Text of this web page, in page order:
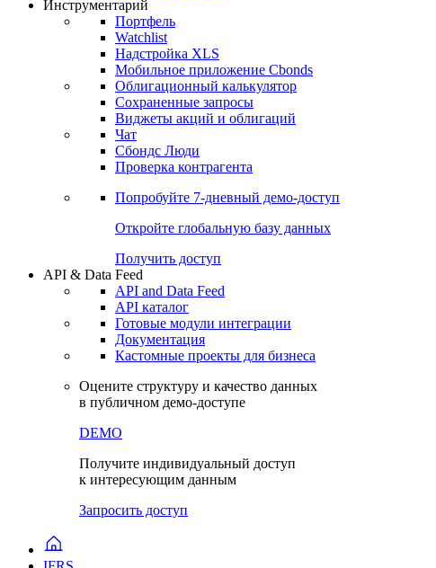
Откройте глобальную базу данных
Получить доступ
Инструментарий
Портфель
Watchlist
Надстройка XLS
Мобильное приложение Cbonds
Облигационный калькулятор
Сохраненные запросы
Виджеты акций и облигаций
Чат
Сбондс Люди
Проверка контрагента
Попробуйте7-дневный
Откройте глобальную базу данных
Получить доступ
API & Data Feed
API and Data Feed
API каталог
Документация
Кастомные проекты для бизнеса
Оцените структуру и качество данных
в публичном демо-доступе
DEMO
Получите индивидуальный доступ